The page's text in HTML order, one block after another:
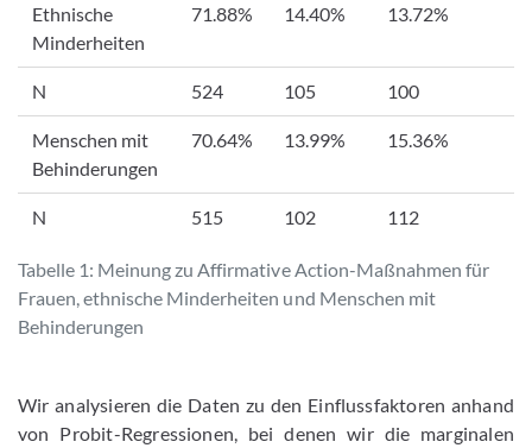
Tabelle 1: Meinung zu Affirmative Action-Maßnahmen für
Frauen, ethnische Minderheiten und Menschen mit
Behinderungen
Ethnische
Minderheiten
71.88% 14.40% 13.72%
N 524 105 100
Menschen mit
Behinderungen
70.64% 13.99% 15.36%
N 515 102 112
Wir analysieren die Daten zu den Einflussfaktoren anhand
von Probit-Regressionen, bei denen wir die marginalen